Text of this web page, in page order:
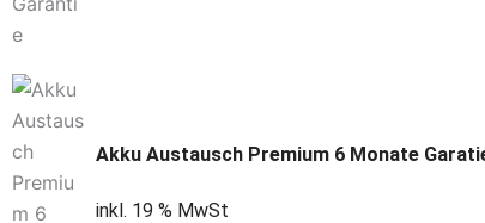
Akku Austausch Premium 6 Monate
inkl. 19 % MwSt